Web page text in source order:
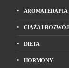
AROMATERAPIA
CIĄŻA I
DIETA
HORMONY